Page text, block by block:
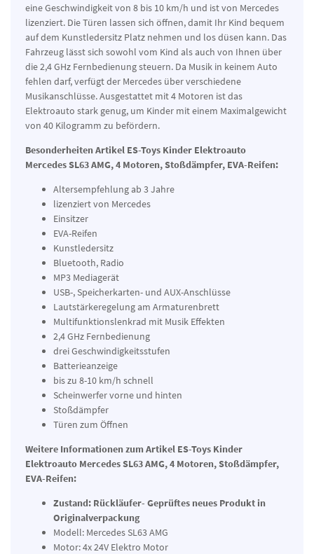
eine Geschwindigkeit von 8 bis 10 km/h und ist von Mercedes
lizenziert. Die Türen lassen sich öffnen, damit Ihr Kind bequem
auf dem Kunstledersitz Platz nehmen und los düsen kann. Das
Fahrzeug lässt sich sowohl vom Kind als auch von Ihnen über
die 2,4 GHz Fernbedienung steuern. Da Musik in keinem Auto
fehlen darf, verfügt der Mercedes über verschiedene
Musikanschlüsse. Ausgestattet mit 4 Motoren ist das
Elektroauto stark genug, um Kinder mit einem Maximalgewicht
von 40 Kilogramm zu befördern.
Besonderheiten Artikel ES-Toys Kinder Elektroauto
Mercedes SL63 AMG, 4 Motoren, Stoßdämpfer, EVA-Reifen:
Altersempfehlung ab 3 Jahre
lizenziert von Mercedes
Einsitzer
EVA-Reifen
Kunstledersitz
Bluetooth, Radio
MP3 Mediagerät
USB-, Speicherkarten- und AUX-Anschlüsse
Lautstärkeregelung am Armaturenbrett
Multifunktionslenkrad mit Musik Effekten
2,4 GHz Fernbedienung
drei Geschwindigkeitsstufen
Batterieanzeige
bis zu 8-10 km/h schnell
Scheinwerfer vorne und hinten
Stoßdämpfer
Türen zum Öffnen
Weitere Informationen zum Artikel ES-Toys Kinder
Elektroauto Mercedes SL63 AMG, 4 Motoren, Stoßdämpfer,
EVA-Reifen:
Zustand: Rückläufer- Geprüftes neues Produkt in
Originalverpackung
Modell: Mercedes SL63 AMG
Motor: 4x 24V Elektro Motor